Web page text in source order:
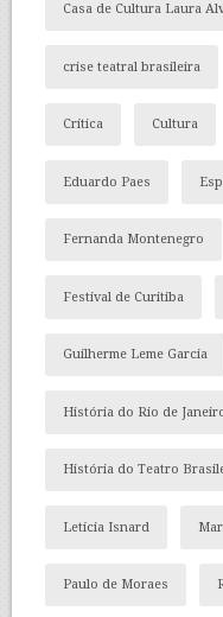
Casa de Cultura Laura
crise teatral brasileira
Crítica Cultura
Eduardo Paes
Fernanda Montenegro
Festival de Curitiba
Guilherme Leme Garcia
História do Rio de
História do Teatro
Letícia Isnard
Paulo de Moraes